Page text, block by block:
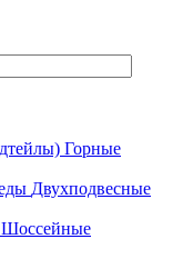
Горные
Двухподвесные
Шоссейные